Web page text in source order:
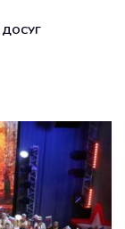
ДОСУГ